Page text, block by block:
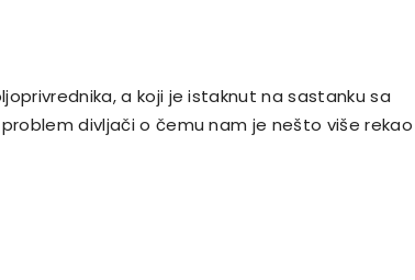
a koji je istaknut na sastanku sa
divljači o čemu nam je nešto više rekao